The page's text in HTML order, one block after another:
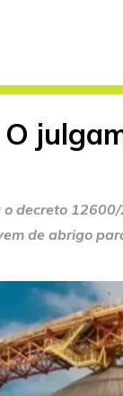
decreto
de abrigo